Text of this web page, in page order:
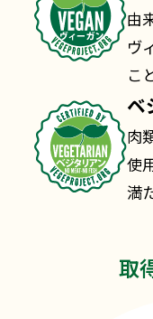
由
ヴ
こ
ベ
肉
使
満
取